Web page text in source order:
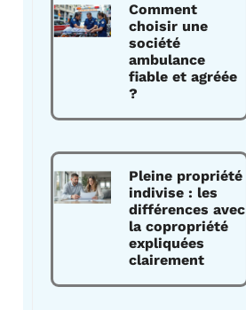
Comment
choisir une
société
ambulance
fiable et agréée
?
Pleine propriété
indivise : les
différences avec
la copropriété
expliquées
clairement